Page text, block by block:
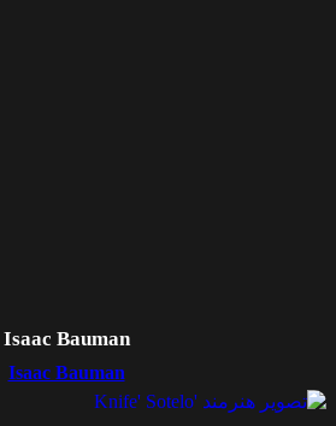
Isaac Bauman
Isaac Bauman